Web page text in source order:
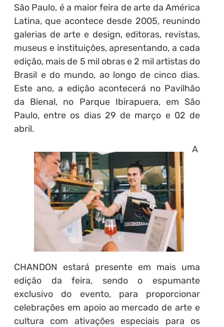
São Paulo, é a maior feira de arte da América
Latina, que acontece desde 2005, reunindo
galerias de arte e design, editoras, revistas,
museus e instituições, apresentando, a cada
edição, mais de 5 mil obras e 2 mil artistas do
Brasil e do mundo, ao longo de cinco dias.
Este ano, a edição acontecerá no Pavilhão
da Bienal, no Parque Ibirapuera, em São
Paulo, entre os dias 29 de março e 02 de
abril.
A
CHANDON estará presente em mais uma
edição da feira, sendo o espumante
exclusivo do evento, para proporcionar
celebrações em apoio ao mercado de arte e
cultura com ativações especiais para os